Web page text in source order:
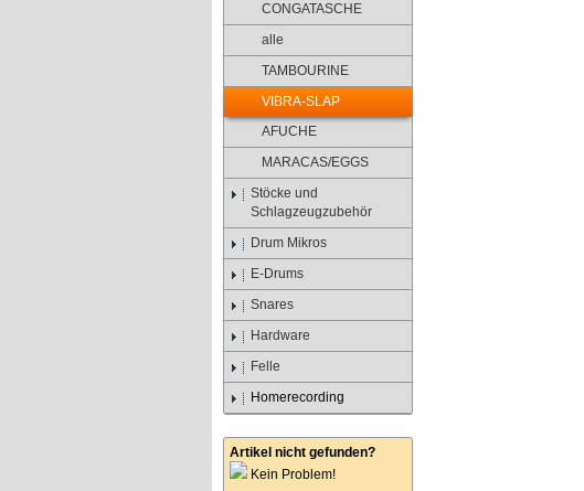
CONGATASCHE
alle
TAMBOURINE
VIBRA-SLAP
AFUCHE
MARACAS/EGGS
Stöcke und
Schlagzeugzubehör
Drum Mikros
E-Drums
Snares
Hardware
Felle
Homerecording
Artikel nicht gefunden?
Kein Problem!